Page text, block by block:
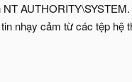
nhạy cảm từ các tệp hệ